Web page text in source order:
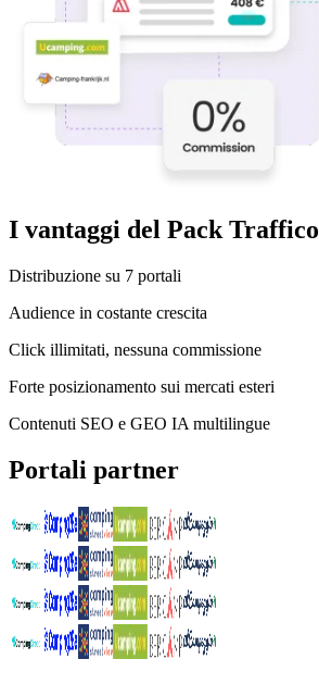
I vantaggi del Pack Traffico
Distribuzione su 7 portali
Audience in costante crescita
Click illimitati, nessuna commissione
Forte posizionamento sui mercati esteri
Contenuti SEO e GEO IA multilingue
Portali partner